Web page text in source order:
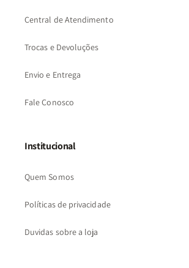
Central de Atendimento
Trocas e Devoluções
Envio e Entrega
Fale Conosco
Institucional
Quem Somos
Políticas de privacidade
Duvidas sobre a loja